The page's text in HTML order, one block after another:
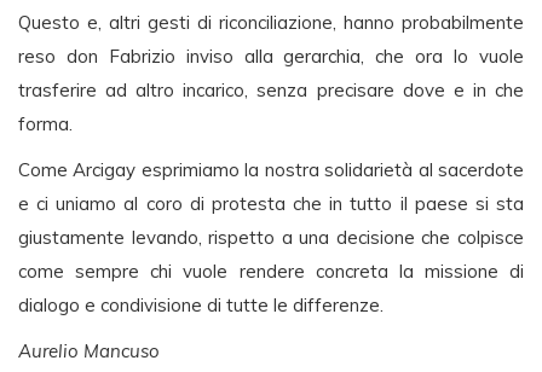
Questo e, altri gesti di riconciliazione, hanno probabilmente
reso don Fabrizio inviso alla gerarchia, che ora lo vuole
trasferire ad altro incarico, senza precisare dove e in che
forma.
Come Arcigay esprimiamo la nostra solidarietà al sacerdote
e ci uniamo al coro di protesta che in tutto il paese si sta
giustamente levando, rispetto a una decisione che colpisce
come sempre chi vuole rendere concreta la missione di
dialogo e condivisione di tutte le differenze.
Aurelio Mancuso